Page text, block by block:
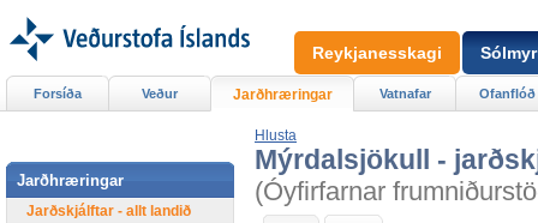
Hlusta
Mýrdalsjökull -
(Óyfirfarnar
Forsíða Veður Jarðhræringar Vatnafar Ofanflóð
Jarðhræringar
Jarðskjálftar - allt landið
Reykjanesskagi